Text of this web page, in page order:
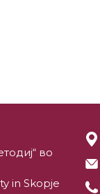
во
in Skopje